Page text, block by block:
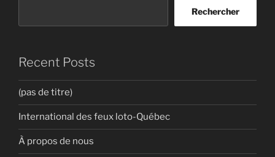
Rechercher
Recent Posts
(pas de titre)
International des feux loto-Québec
À propos de nous